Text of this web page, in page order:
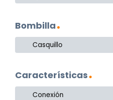
Bombilla
Casquillo
Características
Conexión